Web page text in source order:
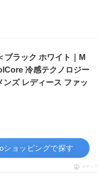
ブラック ホワイト｜M
冷感テクノロジー
ズ レディース ファッ
ショッピングで探す
ポチップ